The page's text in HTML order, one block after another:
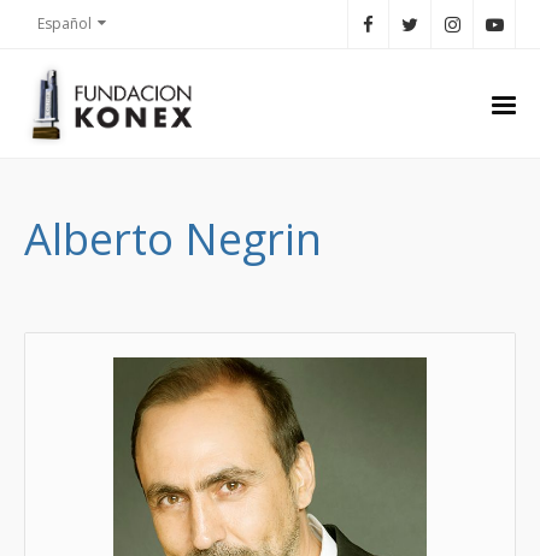
Español
Alberto Negrin